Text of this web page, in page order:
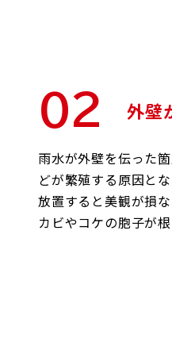
02 外壁
雨水が外壁を伝った
どが繁殖する原因と
放置すると美観が損
カビやコケの胞子が